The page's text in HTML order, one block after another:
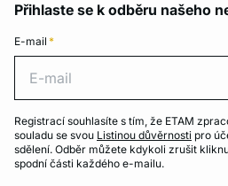
Přihlaste se k odběru našeho
E-mail *
Registrací souhlasíte s tím, že ETAM
souladu se svou Listinou důvěrnosti pro
sdělení. Odběr můžete kdykoli zrušit
spodní části každého e-mailu.